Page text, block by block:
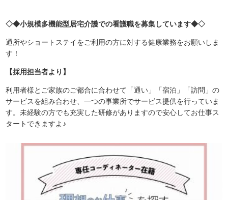
◇◆小規模多機能型居宅介護での看護職を募集しています◆◇
通所やショートステイをご利用の方に対する健康業務をお願いしま
す！
【採用担当者より】
利用者様とご家族のご都合に合わせて「通い」「宿泊」「訪問」の
サービスを組み合わせ、一つの事業所でサービス提供を行っていま
す。未経験の方でも充実した研修がありますので安心してお仕事ス
タートできますよ♪